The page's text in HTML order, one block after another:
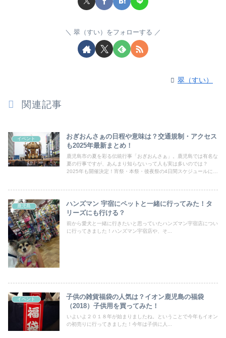
翠（すい）をフォローする
翠（すい）
関連記事
イベント
おぎおんさぁの日程や意味は？交通規制・アクセス
も2025年最新まとめ！
鹿児島市の夏を彩る伝統行事「おぎおんさぁ」。鹿児島では有名な
夏の行事ですが、あんまり知らないって人も実は多いのでは？
2025年も開催決定！宵祭・本祭・後夜祭の4日間スケジュールにな
店舗にご確認ください。
鹿児島
ハンズマン 宇宿にペットと一緒に行ってみた！タ
リーズにも行ける？
前から愛犬と一緒に行きたいと思っていたハンズマン宇宿店につい
に行ってきました！ハンズマン宇宿店や、そ...
イベント
子供の雑貨福袋の人気は？イオン鹿児島の福袋
（2018）子供用を買ってみた！
いよいよ２０１８年が始まりましたね。ということで今年もイオン
の初売りに行ってきました！今年は子供に人...